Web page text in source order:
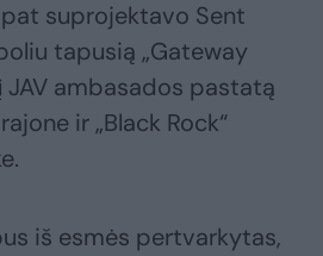
suprojektavo Sent
tapusią „Gateway
JAV ambasados pastatą
ir „Black Rock“
iš esmės pertvarkytas,